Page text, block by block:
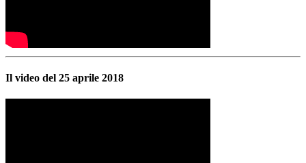
Il video del 25 aprile 2018